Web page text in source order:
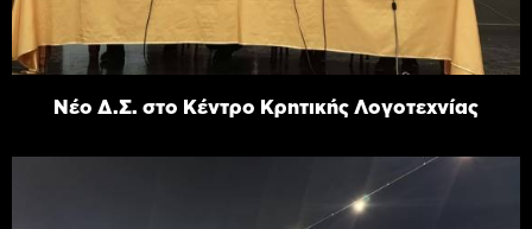
Νέο Δ.Σ. στο Κέντρο Κρητικής Λογοτεχνίας